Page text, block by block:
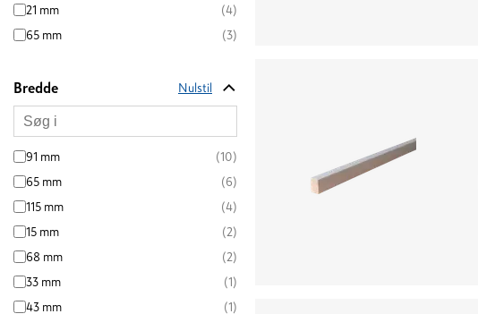
21 mm
(4)
65 mm
(3)
Bredde Nulstil
91 mm
(10)
65 mm
(6)
115 mm
(4)
15 mm
(2)
68 mm
(2)
33 mm
(1)
43 mm
(1)